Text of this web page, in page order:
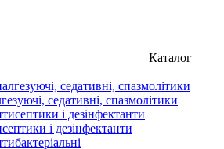
Каталог
седативні, спазмолітики
і дезінфектанти